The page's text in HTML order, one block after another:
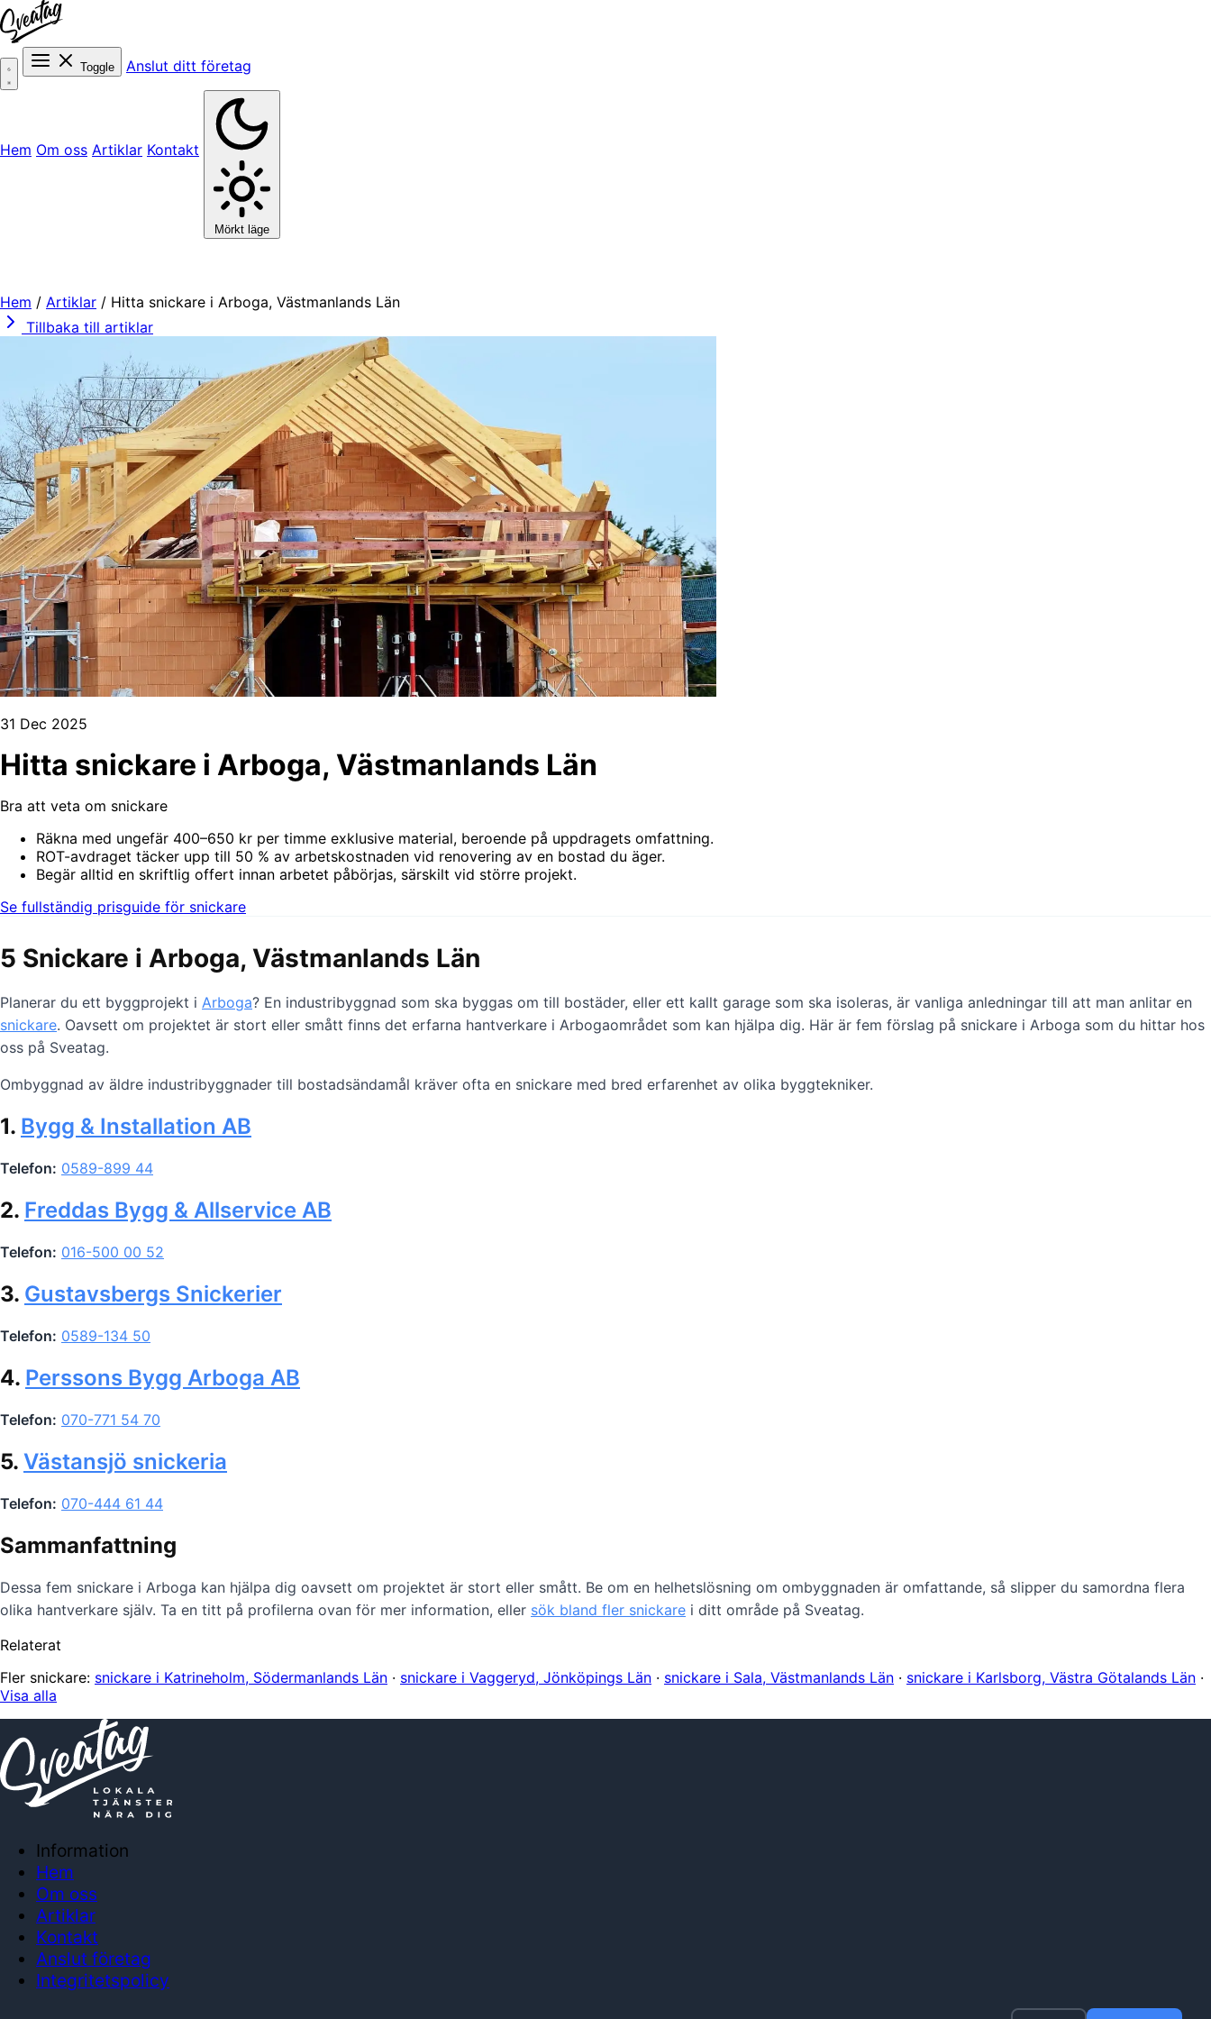
Toggle Anslut ditt företag
Hem Om oss Artiklar Kontakt
Mörkt läge
Hem / Artiklar / Hitta snickare i Arboga, Västmanlands Län
Tillbaka till artiklar
31 Dec 2025
Hitta snickare i Arboga, Västmanlands Län
Bra att veta om snickare
Räkna med ungefär 400–650 kr per timme exklusive material, beroende på uppdragets omfattning.
ROT-avdraget täcker upp till 50 % av arbetskostnaden vid renovering av en bostad du äger.
Begär alltid en skriftlig offert innan arbetet påbörjas, särskilt vid större projekt.
Se fullständig prisguide för snickare
5 Snickare i Arboga, Västmanlands Län
Planerar du ett byggprojekt i Arboga? En industribyggnad som ska byggas om till bostäder, eller ett kallt garage som ska isoleras, är vanliga anledningar till att man anlitar en
snickare. Oavsett om projektet är stort eller smått finns det erfarna hantverkare i Arbogaområdet som kan hjälpa dig. Här är fem förslag på snickare i Arboga som du hittar hos
oss på Sveatag.
Ombyggnad av äldre industribyggnader till bostadsändamål kräver ofta en snickare med bred erfarenhet av olika byggtekniker.
1. Bygg & Installation AB
Telefon: 0589-899 44
2. Freddas Bygg & Allservice AB
Telefon: 016-500 00 52
3. Gustavsbergs Snickerier
Telefon: 0589-134 50
4. Perssons Bygg Arboga AB
Telefon: 070-771 54 70
5. Västansjö snickeria
Telefon: 070-444 61 44
Sammanfattning
Dessa fem snickare i Arboga kan hjälpa dig oavsett om projektet är stort eller smått. Be om en helhetslösning om ombyggnaden är omfattande, så slipper du samordna flera
olika hantverkare själv. Ta en titt på profilerna ovan för mer information, eller sök bland fler snickare i ditt område på Sveatag.
Relaterat
Fler snickare: snickare i Katrineholm, Södermanlands Län · snickare i Vaggeryd, Jönköpings Län · snickare i Sala, Västmanlands Län · snickare i Karlsborg, Västra Götalands Län ·
Visa alla
Information
Hem
Om oss
Artiklar
Kontakt
Anslut företag
Integritetspolicy